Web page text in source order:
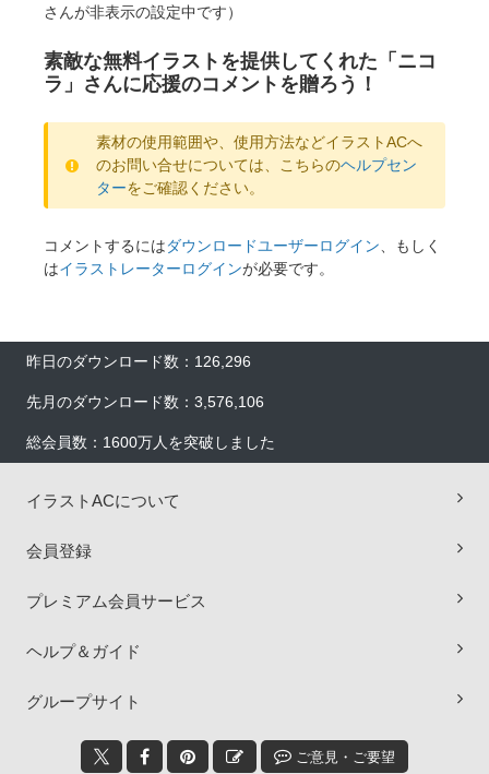
さんが非表示の設定中です）
素敵な無料イラストを提供してくれた「ニコ
ラ」さんに応援のコメントを贈ろう！
素材の使用範囲や、使用方法などイラストACへ
のお問い合せについては、こちらのヘルプセン
ターをご確認ください。
コメントするにはダウンロードユーザーログイン、もしく
はイラストレーターログインが必要です。
昨日のダウンロード数：126,296
先月のダウンロード数：3,576,106
総会員数：1600万人を突破しました
イラストACについて
会員登録
プレミアム会員サービス
ヘルプ＆ガイド
グループサイト
ご意見・ご要望